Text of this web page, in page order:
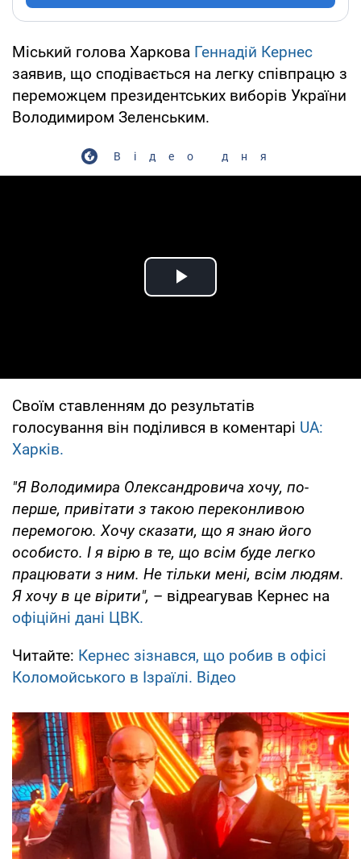
Міський голова Харкова Геннадій Кернес
заявив, що сподівається на легку співпрацю з
переможцем президентських виборів України
Володимиром Зеленським.
Відео дня
Play Video
Своїм ставленням до результатів
голосування він поділився в коментарі UA:
Харків.
"Я Володимира Олександровича хочу, по-
перше, привітати з такою переконливою
перемогою. Хочу сказати, що я знаю його
особисто. І я вірю в те, що всім буде легко
працювати з ним. Не тільки мені, всім людям.
Я хочу в це вірити", – відреагував Кернес на
офіційні дані ЦВК.
Читайте: Кернес зізнався, що робив в офісі
Коломойського в Ізраїлі. Відео